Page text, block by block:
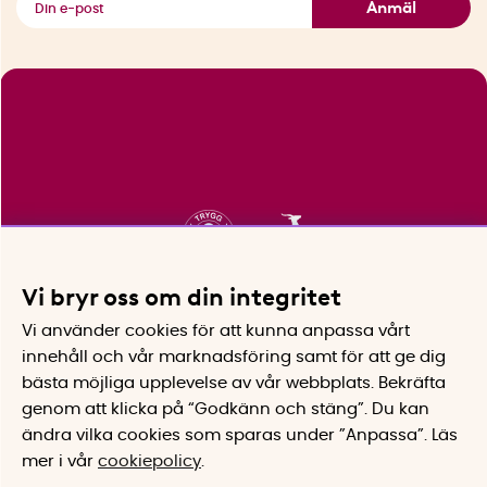
Anmäl
Vi bryr oss om din integritet
Vi använder cookies för att kunna anpassa vårt
innehåll och vår marknadsföring samt för att ge dig
bästa möjliga upplevelse av vår webbplats.
Bekräfta
genom att klicka på “Godkänn och stäng”. Du kan
ändra vilka cookies som sparas under ”Anpassa”.
Läs
mer i vår cookiepolicy